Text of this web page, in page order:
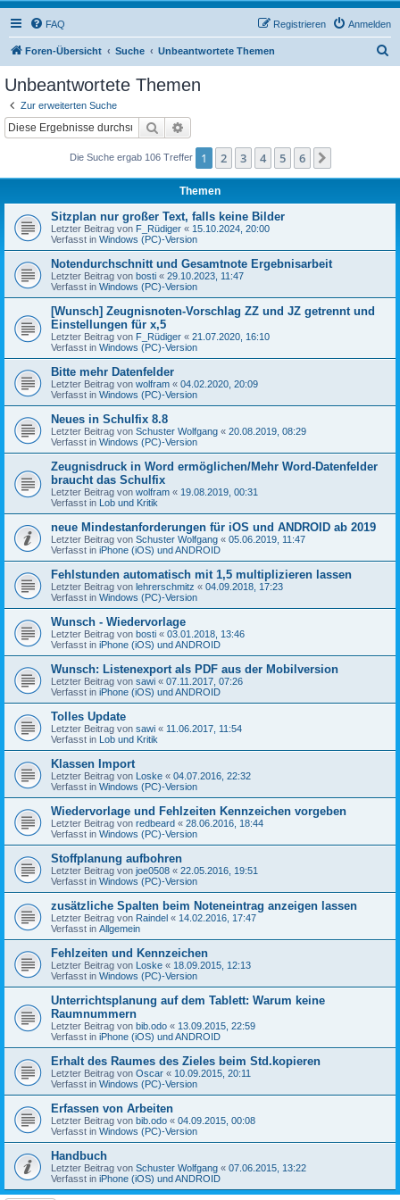
FAQ Anmelden
Registrieren
Foren-Übersicht Suche Unbeantwortete Themen
Unbeantwortete Themen
Zur erweiterten Suche
Suche
Die Suche ergab 106 Treffer 1 2 3 4 5 6
Themen
Sitzplan nur großer Text, falls keine Bilder
Letzter Beitrag von F_Rüdiger « 15.10.2024, 20:00
Verfasst in Windows (PC)-Version
Notendurchschnitt und Gesamtnote Ergebnisarbeit
Letzter Beitrag von bosti « 29.10.2023, 11:47
Verfasst in Windows (PC)-Version
[Wunsch] Zeugnisnoten-Vorschlag ZZ und JZ getrennt und
Einstellungen für x,5
Letzter Beitrag von F_Rüdiger « 21.07.2020, 16:10
Verfasst in Windows (PC)-Version
Bitte mehr Datenfelder
Letzter Beitrag von wolfram « 04.02.2020, 20:09
Verfasst in Windows (PC)-Version
Neues in Schulfix 8.8
Letzter Beitrag von Schuster Wolfgang « 20.08.2019, 08:29
Verfasst in Windows (PC)-Version
Zeugnisdruck in Word ermöglichen/Mehr Word-Datenfelder
braucht das Schulfix
Letzter Beitrag von wolfram « 19.08.2019, 00:31
Verfasst in Lob und Kritik
neue Mindestanforderungen für iOS und ANDROID ab 2019
Letzter Beitrag von Schuster Wolfgang « 05.06.2019, 11:47
Verfasst in iPhone (iOS) und ANDROID
Fehlstunden automatisch mit 1,5 multiplizieren lassen
Letzter Beitrag von lehrerschmitz « 04.09.2018, 17:23
Verfasst in Windows (PC)-Version
Wunsch - Wiedervorlage
Letzter Beitrag von bosti « 03.01.2018, 13:46
Verfasst in iPhone (iOS) und ANDROID
Wunsch: Listenexport als PDF aus der Mobilversion
Letzter Beitrag von sawi « 07.11.2017, 07:26
Verfasst in iPhone (iOS) und ANDROID
Tolles Update
Letzter Beitrag von sawi « 11.06.2017, 11:54
Verfasst in Lob und Kritik
Klassen Import
Letzter Beitrag von Loske « 04.07.2016, 22:32
Verfasst in Windows (PC)-Version
Wiedervorlage und Fehlzeiten Kennzeichen vorgeben
Letzter Beitrag von redbeard « 28.06.2016, 18:44
Verfasst in Windows (PC)-Version
Stoffplanung aufbohren
Letzter Beitrag von joe0508 « 22.05.2016, 19:51
Verfasst in Windows (PC)-Version
zusätzliche Spalten beim Noteneintrag anzeigen lassen
Letzter Beitrag von Raindel « 14.02.2016, 17:47
Verfasst in Allgemein
Fehlzeiten und Kennzeichen
Letzter Beitrag von Loske « 18.09.2015, 12:13
Verfasst in Windows (PC)-Version
Unterrichtsplanung auf dem Tablett: Warum keine
Raumnummern
Letzter Beitrag von bib.odo « 13.09.2015, 22:59
Verfasst in iPhone (iOS) und ANDROID
Erhalt des Raumes des Zieles beim Std.kopieren
Letzter Beitrag von Oscar « 10.09.2015, 20:11
Verfasst in Windows (PC)-Version
Erfassen von Arbeiten
Letzter Beitrag von bib.odo « 04.09.2015, 00:08
Verfasst in Windows (PC)-Version
Handbuch
Letzter Beitrag von Schuster Wolfgang « 07.06.2015, 13:22
Verfasst in iPhone (iOS) und ANDROID